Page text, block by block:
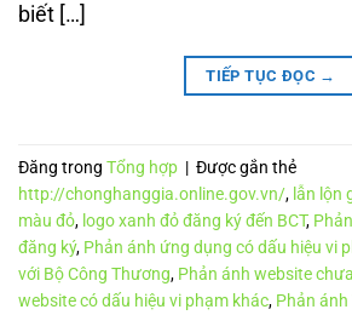
biết […]
TIẾP TỤC ĐỌC →
Đăng trong Tổng hợp | Được gắn thẻ
http://chonghanggia.online.gov.vn/, lẫn lộn
màu đỏ, logo xanh đỏ đăng ký đến BCT,
đăng ký, Phản ánh ứng dụng có dấu hiệu vi
với Bộ Công Thương, Phản ánh website
website có dấu hiệu vi phạm khác, Phản ánh